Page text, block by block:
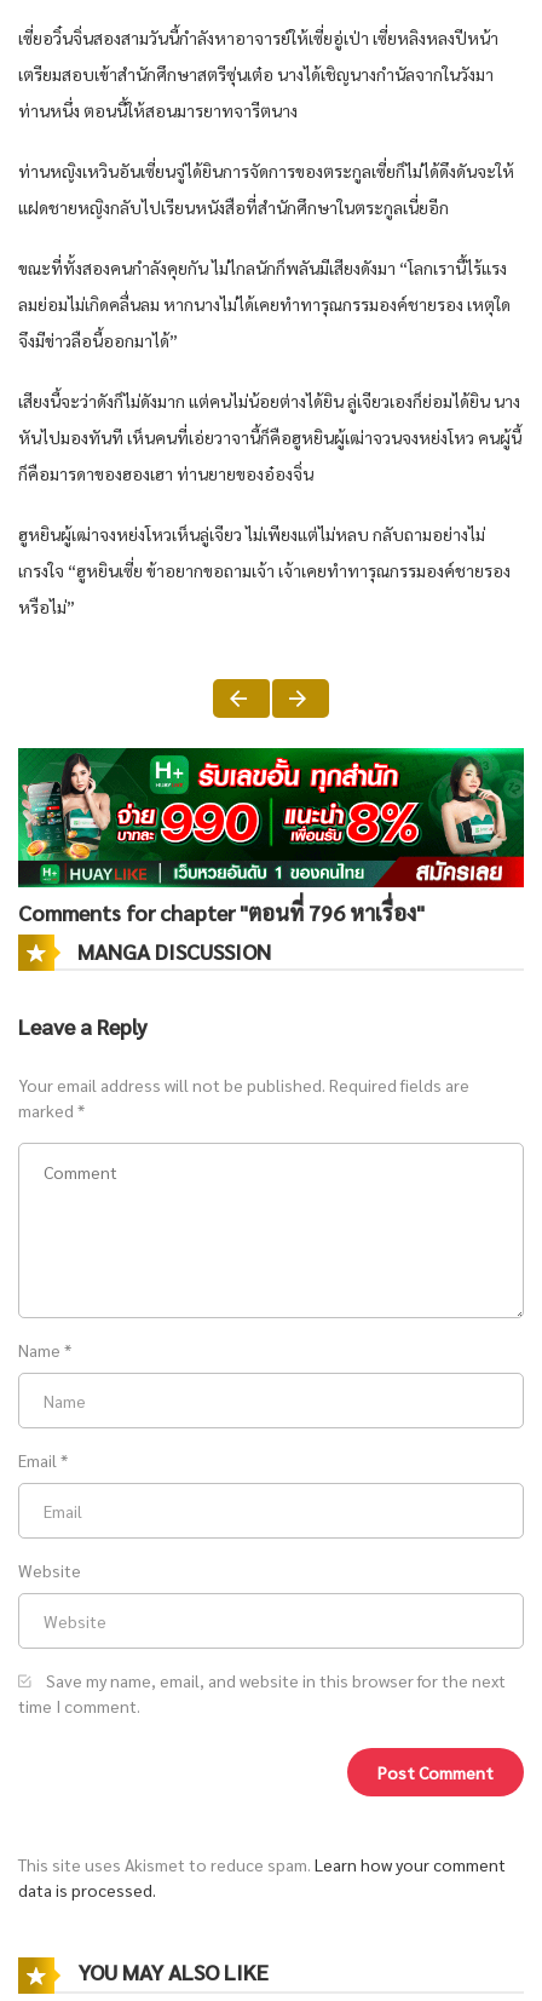
เซี่ยอวิ๋นจิ่นสองสามวันนี้กำลังหาอาจารย์ให้เซี่ยอู่เป่า เซี่ยหลิงหลงปีหน้า
เตรียมสอบเข้าสำนักศึกษาสตรีซุ่นเต๋อ นางได้เชิญนางกำนัลจากในวังมา
ท่านหนึ่ง ตอนนี้ให้สอนมารยาทจารีตนาง
ท่านหญิงเหวินอันเซี่ยนจู่ได้ยินการจัดการของตระกูลเซี่ยก็ไม่ได้ดึงดันจะให้
แฝดชายหญิงกลับไปเรียนหนังสือที่สำนักศึกษาในตระกูลเนี่ยอีก
ขณะที่ทั้งสองคนกำลังคุยกัน ไม่ไกลนักก็พลันมีเสียงดังมา “โลกเรานี้ไร้แรง
ลมย่อมไม่เกิดคลื่นลม หากนางไม่ได้เคยทำทารุณกรรมองค์ชายรอง เหตุใด
จึงมีข่าวลือนี้ออกมาได้”
เสียงนี้จะว่าดังก็ไม่ดังมาก แต่คนไม่น้อยต่างได้ยิน ลู่เจียวเองก็ย่อมได้ยิน นาง
หันไปมองทันที เห็นคนที่เอ่ยวาจานี้ก็คือฮูหยินผู้เฒ่าจวนจงหย่งโหว คนผู้นี้
ก็คือมารดาของฮองเฮา ท่านยายของอ๋องจิ่น
ฮูหยินผู้เฒ่าจงหย่งโหวเห็นลู่เจียว ไม่เพียงแต่ไม่หลบ กลับถามอย่างไม่
เกรงใจ “ฮูหยินเซี่ย ข้าอยากขอถามเจ้า เจ้าเคยทำทารุณกรรมองค์ชายรอง
หรือไม่”
Comments for chapter "ตอนที่ 796 หาเรื่อง"
MANGA DISCUSSION
Leave a Reply
Your email address will not be published. Required fields are
marked *
Name *
Email *
Website
Save my name, email, and website in this browser for the next
time I comment.
This site uses Akismet to reduce spam. Learn how your comment
data is processed.
YOU MAY ALSO LIKE